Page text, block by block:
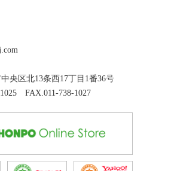
央区北13条西17丁目1番36号
FAX.011-738-1027